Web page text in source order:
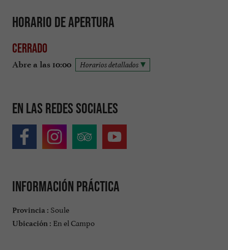
Horario de apertura
Cerrado
Abre a las 10:00 Horarios detallados
En las redes sociales
Información práctica
Provincia : Soule
Ubicación : En el Campo